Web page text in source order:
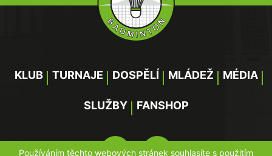
KLUB TURNAJE DOSPĚLÍ MLÁDEŽ MÉDIA
SLUŽBY FANSHOP
Používáním těchto webových stránek souhlasíte s použitím